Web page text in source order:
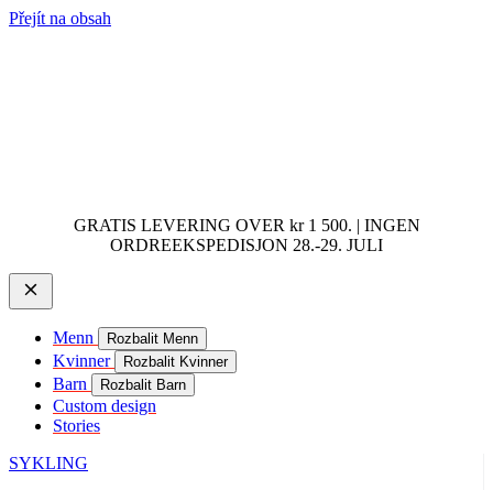
Přejít na obsah
GRATIS LEVERING OVER kr 1 500. | INGEN
ORDREEKSPEDISJON 28.-29. JULI
Menn Rozbalit Menn
Kvinner Rozbalit Kvinner
Barn Rozbalit Barn
Custom design
Stories
SYKLING